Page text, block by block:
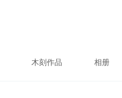
木刻作品 相册